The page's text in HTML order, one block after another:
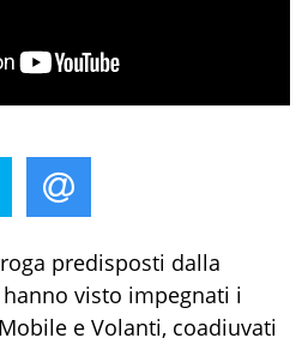
predisposti dalla
visto impegnati i
e Volanti, coadiuvati